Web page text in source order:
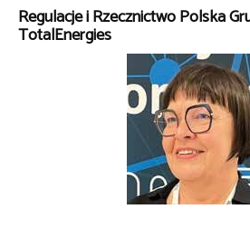
Regulacje i Rzecznictwo Polska
TotalEnergies